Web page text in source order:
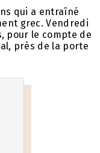
qui a entraîné
grec. Vendredi
pour le compte de
près de la porte